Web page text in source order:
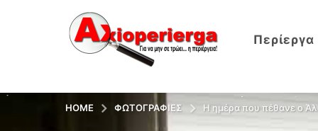
Περίεργα
HOME ΦΩΤΟΓΡΑΦΊΕΣ H ημέρα που πέθανε ο